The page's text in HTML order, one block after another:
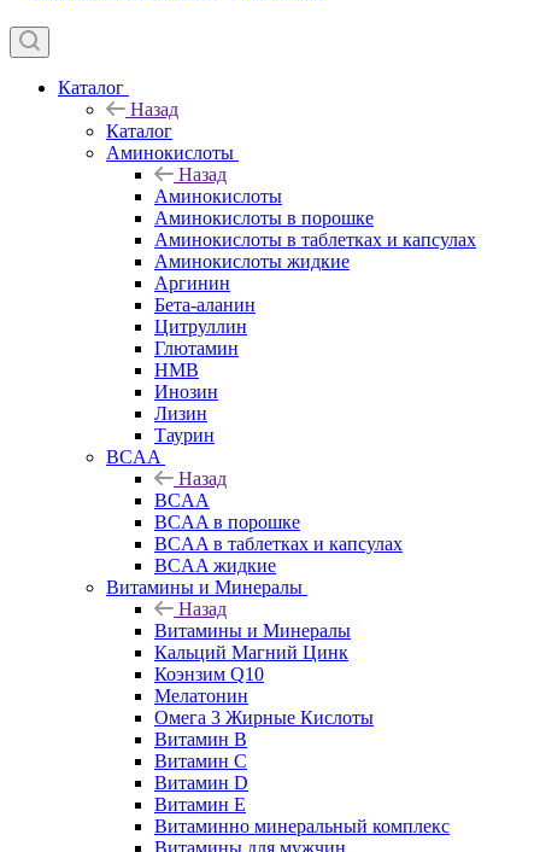
Каталог
Назад
Каталог
Аминокислоты
Назад
Аминокислоты
Аминокислоты в порошке
Аминокислоты в таблетках и капсулах
Аминокислоты жидкие
Аргинин
Бета-аланин
Цитруллин
Глютамин
HMB
Инозин
Лизин
Таурин
BCAA
Назад
BCAA
BCAA в порошке
BCAA в таблетках и капсулах
BCAA жидкие
Витамины и Минералы
Назад
Витамины и Минералы
Кальций Магний Цинк
Коэнзим Q10
Мелатонин
Омега 3 Жирные Кислоты
Витамин B
Витамин C
Витамин D
Витамин E
Витаминно минеральный комплекс
Витамины для мужчин